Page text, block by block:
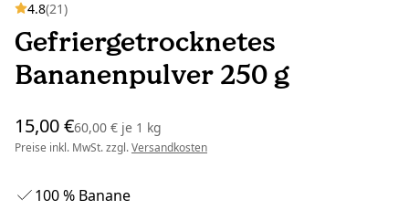
4.8(21)
Gefriergetrocknetes
Bananenpulver 250 g
15,00 €60,00 € je 1 kg
Preise inkl. MwSt. zzgl.Versandkosten
100 % Banane